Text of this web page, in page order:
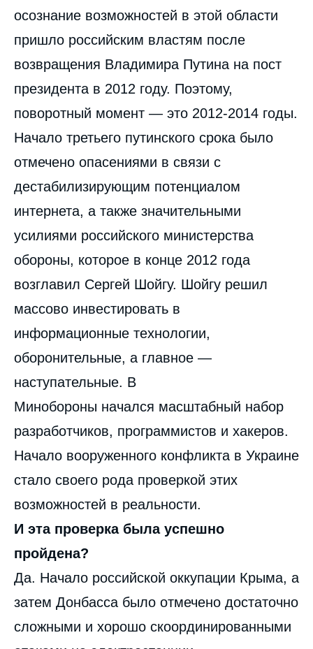
осознание возможностей в этой области
пришло российским властям после
возвращения Владимира Путина на пост
президента в 2012 году. Поэтому,
поворотный момент — это 2012-2014 годы.
Начало третьего путинского срока было
отмечено опасениями в связи с
дестабилизирующим потенциалом
интернета, а также значительными
усилиями российского министерства
обороны, которое в конце 2012 года
возглавил Сергей Шойгу. Шойгу решил
массово инвестировать в
информационные технологии,
оборонительные, а главное —
наступательные. В
Минобороны начался масштабный набор
разработчиков, программистов и хакеров.
Начало вооруженного конфликта в Украине
стало своего рода проверкой этих
возможностей в реальности.
И эта проверка была успешно
пройдена?
Да. Начало российской оккупации Крыма, а
затем Донбасса было отмечено достаточно
сложными и хорошо скоординированными